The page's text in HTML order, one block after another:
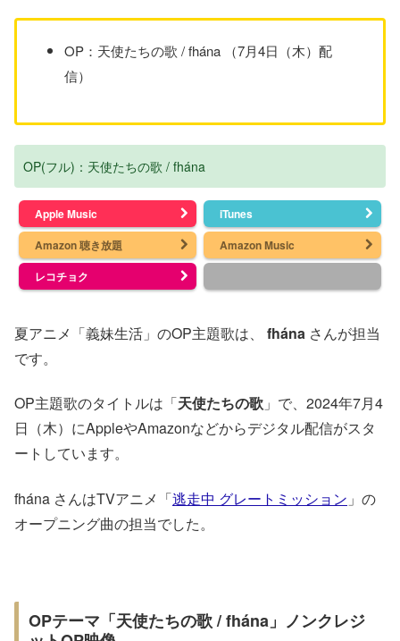
OP：天使たちの歌 / fhána （7月4日（木）配
信）
OP(フル)：天使たちの歌 / fhána
Apple Music
iTunes
Amazon 聴き放題
Amazon Music
レコチョク
夏アニメ「義妹生活」のOP主題歌は、 fhána さんが担当
です。
OP主題歌のタイトルは「天使たちの歌 」で、2024年7月4
日（木）にAppleやAmazonなどからデジタル配信がスタ
ートしています。
fhána さんはTVアニメ「逃走中 グレートミッション 」の
オープニング曲の担当でした。
OPテーマ「天使たちの歌 / fhána」ノンクレジ